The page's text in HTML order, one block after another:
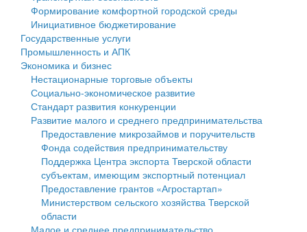
Государственные услуги
Промышленность и АПК
Экономика и бизнес
Символика
Устав
Гостям округа
Туризм
Культура
Образование
Здравоохранение
Социальная защита
муниципального округа Тверской области
Администрация Кашинского муниципального округа
Тверской области
Управление сельскими территориями
Открытые данные
Работа с обращениями граждан
Муниципальный контроль
Муниципальные услуги
Финансовое управление
Бюджет для граждан
Имущество
Выявление правообладателей ранее учтенных
объектов недвижимости
Имущественная поддержка субъектов малого и
среднего предпринимательства
Информационная поддержка субъектов малого и
Формирование комфортной городской среды
Инициативное бюджетирование
Государственные услуги
Промышленность и АПК
Экономика и бизнес
Нестационарные торговые объекты
Социально-экономическое развитие
Стандарт развития конкуренции
Развитие малого и среднего предпринимательства
Предоставление микрозаймов и поручительств
Фонда содействия предпринимательству
Поддержка Центра экспорта Тверской области
субъектам, имеющим экспортный потенциал
Предоставление грантов «Агростартап»
Министерством сельского хозяйства Тверской
области
Малое и среднее предпринимательство